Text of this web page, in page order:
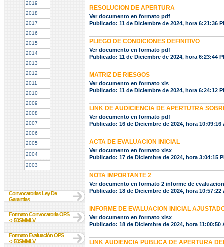
2019
2018
2017
2016
2015
2014
2013
2012
2011
2010
2009
2008
2007
2006
2005
2004
2003
Convocatorias Ley De
Garantias
Formato Convocatoria OPS
<=50SMMLV
Formato Evaluación OPS
<=50SMMLV
RESOLUCION DE APERTURA
Ver documento en formato pdf
Publicado: 11 de Diciembre de 2024, hora 6:21:36
PLIEGO DE CONDICIONES DEFINITIVO
Ver documento en formato pdf
Publicado: 11 de Diciembre de 2024, hora 6:23:44
MATRIZ DE RIESGOS
Ver documento en formato xls
Publicado: 11 de Diciembre de 2024, hora 6:24:12
LINK DE AUDICIENCIA DE APERTUTRA
Ver documento en formato pdf
Publicado: 16 de Diciembre de 2024, hora 10:09:16
ACTA DE EVALUACION INICIAL
Ver documento en formato xlsx
Publicado: 17 de Diciembre de 2024, hora 3:04:15
NOTA IMPORTANTE 2
Ver documento en formato 2 informe de evaluacion
Publicado: 18 de Diciembre de 2024, hora 10:57:22
INFORME DE EVALUACION INICIAL
Ver documento en formato xlsx
Publicado: 18 de Diciembre de 2024, hora 11:00:50
LINK AUDIENCIA PUBLICA DE APERTURA